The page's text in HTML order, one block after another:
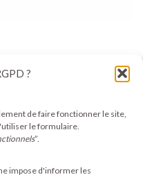
?
de faire fonctionner le site,
le formulaire.
”.
impose d'informer les
droits réservés